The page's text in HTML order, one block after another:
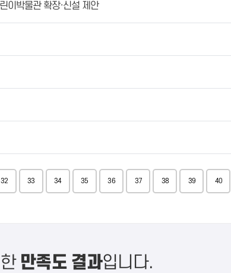
이박물관 확장·신설 제안
32 33 34 35 36 37 38 39 40
만족도 결과입니다.